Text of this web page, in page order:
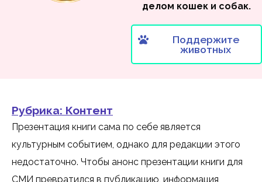
делом кошек и собак.
Поддержите
животных
Рубрика: Контент
Презентация книги сама по себе является
культурным событием, однако для редакции этого
недостаточно. Чтобы анонс презентации книги для
СМИ превратился в публикацию, информация